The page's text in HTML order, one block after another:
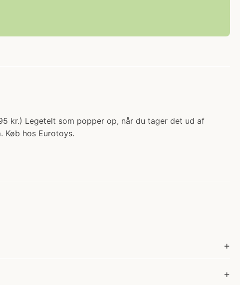
kr.) Legetelt som popper op, når du tager det ud af
Køb hos Eurotoys.